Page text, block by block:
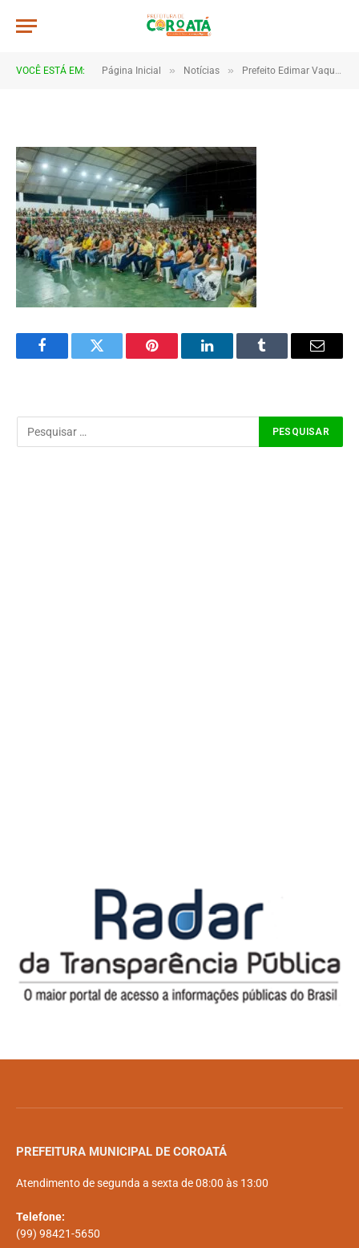
VOCÊ ESTÁ EM: Página Inicial » Notícias » Prefeito Edimar Vaqueiro anuncia medidas históricas e reforça gestão aprovada pela população em Coroatá
a09
FacebookTwitter Pinterest LinkedInTumblr Email
PREFEITURA MUNICIPAL DE COROATÁ
Atendimento de segunda a sexta de 08:00 às 13:00
Telefone:
(99) 98421-5650